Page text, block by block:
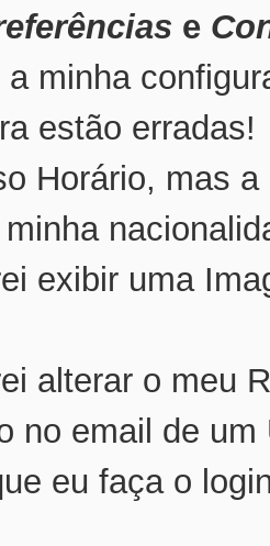
e
minha
estão erradas!
Horário, mas
exibir uma
alterar o meu
no email de
eu faça o